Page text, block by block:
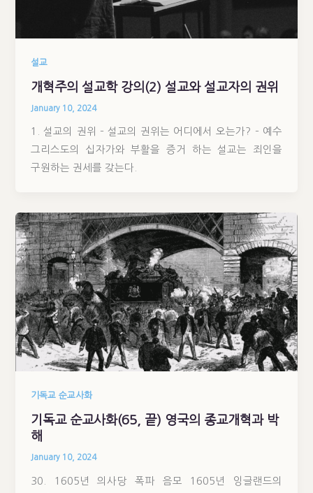
설교
개혁주의 설교학 강의(2) 설교와 설교자의 권위
January 10, 2024
1. 설교의 권위 – 설교의 권위는 어디에서 오는가? – 예수
그리스도의 십자가와 부활을 증거 하는 설교는 죄인을
구원하는 권세를 갖는다.
기독교 순교사화
기독교 순교사화(65, 끝) 영국의 종교개혁과 박
해
January 10, 2024
30. 1605년 의사당 폭파 음모 1605년 잉글랜드의